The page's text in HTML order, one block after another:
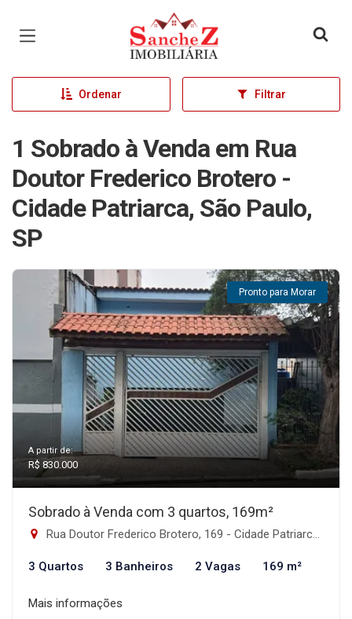
Página inicial
Ordenar Filtrar
1 Sobrado à Venda em Rua
Doutor Frederico Brotero -
Cidade Patriarca, São Paulo,
SP
Pronto para Morar
A partir de:
R$ 830.000
Sobrado à Venda com 3 quartos, 169m²
Rua Doutor Frederico Brotero, 169 - Cidade Patriarca, São Paulo-SP
3 Quartos 3 Banheiros 2 Vagas 169 m²
Mais informações